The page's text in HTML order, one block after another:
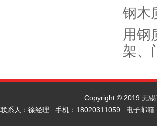
钢木
用钢
架、
Copyright © 2019 无
联系人：徐经理 手机：18020311059 电子邮